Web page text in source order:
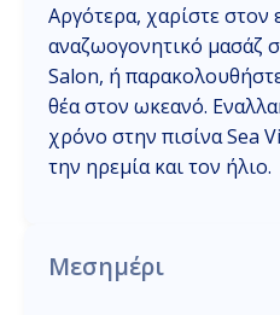
Αργότερα, χαρίστε στον
αναζωογονητικό μασάζ
Salon, ή
θέα στον ωκεανό.
χρόνο στην πισίνα Sea
την ηρεμία και τον ήλιο.
Μεσημέρι